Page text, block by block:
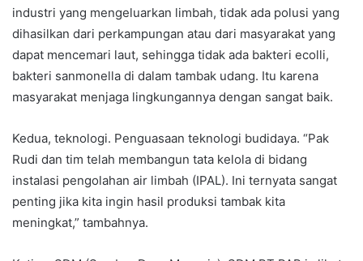
industri yang mengeluarkan limbah, tidak ada polusi yang
dihasilkan dari perkampungan atau dari masyarakat yang
dapat mencemari laut, sehingga tidak ada bakteri ecolli,
bakteri sanmonella di dalam tambak udang. Itu karena
masyarakat menjaga lingkungannya dengan sangat baik.
Kedua, teknologi. Penguasaan teknologi budidaya. “Pak
Rudi dan tim telah membangun tata kelola di bidang
instalasi pengolahan air limbah (IPAL). Ini ternyata sangat
penting jika kita ingin hasil produksi tambak kita
meningkat,” tambahnya.